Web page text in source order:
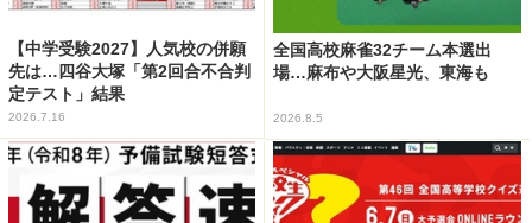
【中学受験2027】人気校の併願
先は…四谷大塚「第2回合不合判
定テスト」結果
2026.7.16
全国高校麻雀32チーム本選出
場…麻布や大阪星光、東海も
2026.8.5